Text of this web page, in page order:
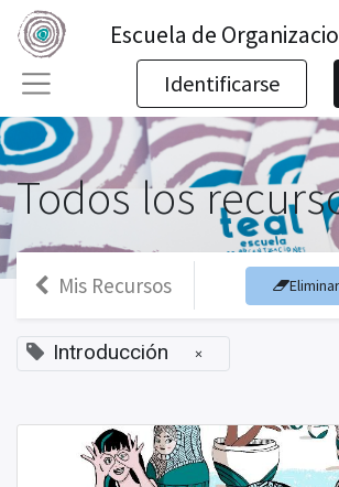
Escuela de
Identificarse
Todos los
Mis Recursos
Introducción ×